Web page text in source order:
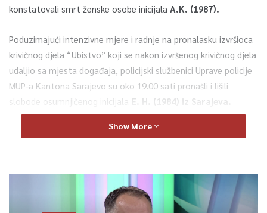
konstatovali smrt ženske osobe inicijala A.K. (1987).
Poduzimajući intenzivne mjere i radnje na pronalasku izvršioca
krivičnog djela “Ubistvo” koji se nakon izvršenog krivičnog djela
udaljio sa mjesta događaja, policijski službenici Uprave policije
MUP-a Kantona Sarajevo su oko 19.00 sati pronašli i lišili
slobode osumnjičenog inicijala E. H. (1984) iz Sarajeva.
O svemu je upoznat i dežurni tužilac Kantonalnog tužilaštva
Više informacija će biti poznato nakon završnog uviđaja.
Show More